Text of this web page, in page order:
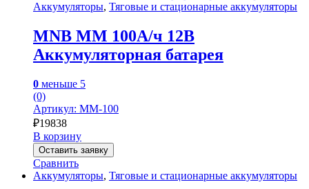
Аккумуляторы, Тяговые и стационарные аккумуляторы
MNB MM 100А/ч 12В
Аккумуляторная батарея
0 меньше 5
(0)
Артикул: MM-100
₽19838
В корзину
Оставить заявку
Сравнить
Аккумуляторы, Тяговые и стационарные аккумуляторы